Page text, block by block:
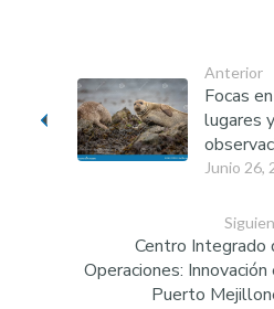
Anterior
Junio 26,
Focas
lugares
Centro Integrado
Operaciones: Innovación
Puerto